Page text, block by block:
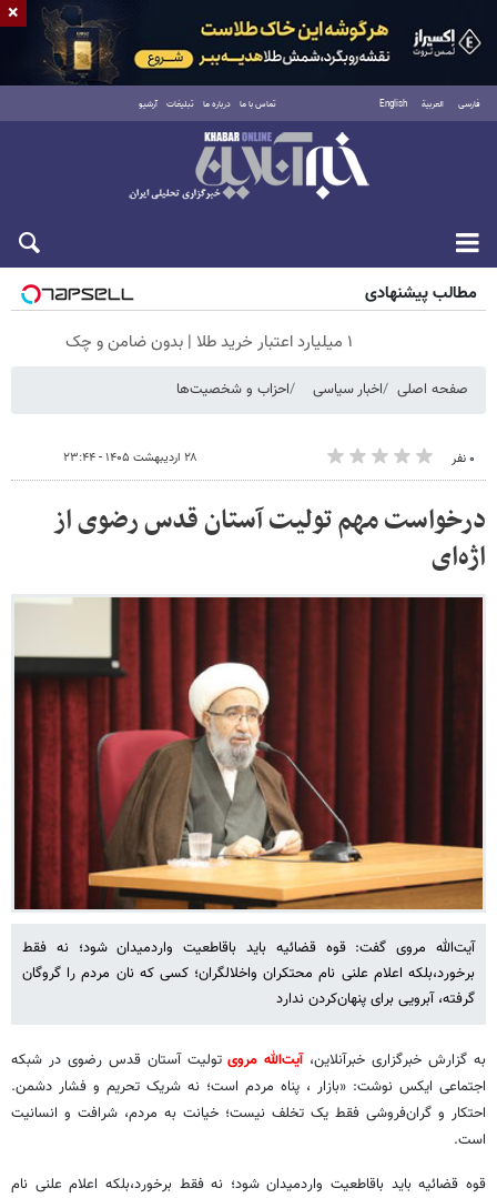
فارسی العربية English تماس با ما درباره ما تبلیغات آرشیو
جمعه ۱۶ مرداد ۱۴۰۵
مطالب پیشنهادی
۱ میلیارد اعتبار خرید طلا | بدون ضامن و چک
صفحه اصلی اخبار سیاسی احزاب و شخصیت‌ها
۰ نفر ۲۸ اردیبهشت ۱۴۰۵ - ۲۳:۴۴
درخواست مهم تولیت آستان قدس رضوی از
اژه‌ای
آیت‌الله مروی گفت: قوه‌ قضائیه باید باقاطعیت واردمیدان شود؛ نه فقط
برخورد،بلکه اعلام علنی نام محتکران واخلالگران؛ کسی که نان مردم را گروگان
گرفته، آبرویی برای پنهان‌کردن ندارد
به گزارش خبرگزاری خبرآنلاین،آیت‌الله مرویتولیت آستان قدس رضوی در شبکه
اجتماعی ایکس نوشت: «بازار ، پناه مردم است؛ نه شریک تحریم و فشار دشمن.
احتکار و گران‌فروشی فقط یک تخلف نیست؛ خیانت به مردم، شرافت و انسانیت
است.
قوه‌ قضائیه باید باقاطعیت واردمیدان شود؛ نه فقط برخورد،بلکه اعلام علنی نام
×